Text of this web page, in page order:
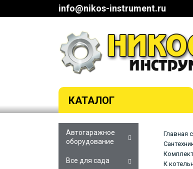
info@nikos-instrument.ru
КАТАЛОГ
Главная
К
Автогаражное
оборудование
Все для сада